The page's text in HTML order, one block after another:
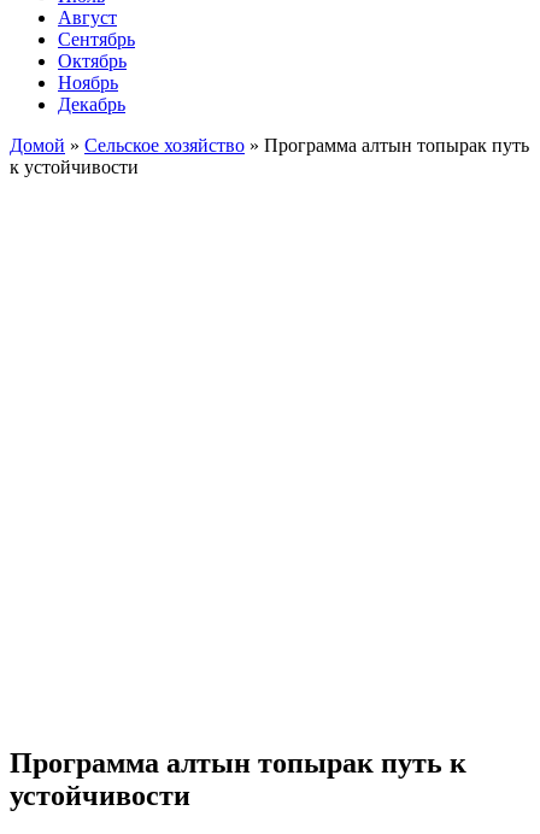
Август
Сентябрь
Октябрь
Ноябрь
Декабрь
Домой » Сельское хозяйство » Программа алтын топырак путь
к устойчивости
Программа алтын топырак путь к
устойчивости